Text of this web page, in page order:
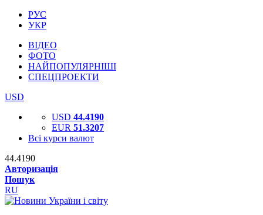
РУС
УКР
ВІДЕО
ФОТО
НАЙПОПУЛЯРНІШІ
СПЕЦПРОЕКТИ
USD
USD 44.4190
EUR 51.3207
Всі курси валют
44.4190
Авторизація
Пошук
RU